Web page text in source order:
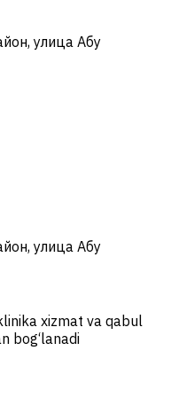
улица Абу
улица Абу
xizmat va qabul
bog‘lanadi